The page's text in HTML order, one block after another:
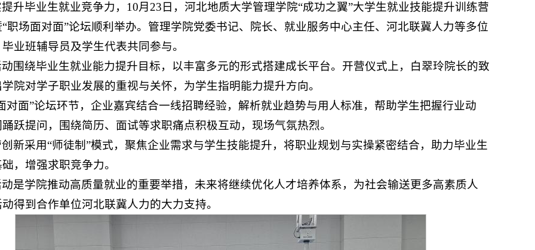
升毕业生就业竞争力，10月23日，河北地质大学管理学院“成功之翼”大学生就业技能提升训练营
职场面对面”论坛顺利举办。管理学院党委书记、院长、就业服务中心主任、河北联冀人力等多位
业班辅导员及学生代表共同参与。
围绕毕业生就业能力提升目标，以丰富多元的形式搭建成长平台。开营仪式上，白翠玲院长的致
院对学子职业发展的重视与关怀，为学生指明能力提升方向。
对面”论坛环节，企业嘉宾结合一线招聘经验，解析就业趋势与用人标准，帮助学生把握行业动
跃提问，围绕简历、面试等求职痛点积极互动，现场气氛热烈。
新采用“师徒制”模式，聚焦企业需求与学生技能提升，将职业规划与实操紧密结合，助力毕业生
，增强求职竞争力。
是学院推动高质量就业的重要举措，未来将继续优化人才培养体系，为社会输送更多高素质人
得到合作单位河北联冀人力的大力支持。